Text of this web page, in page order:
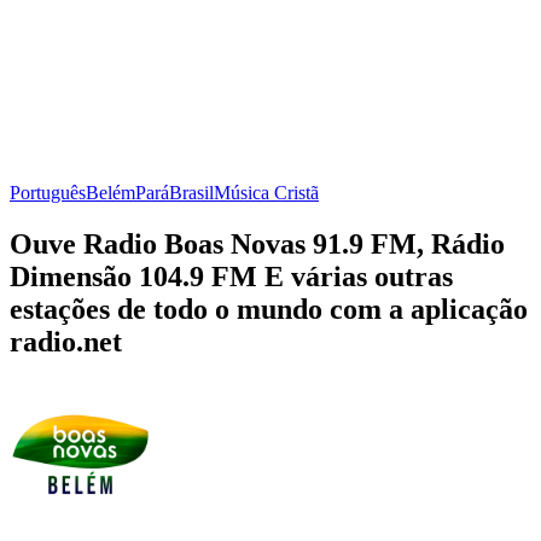
PortuguêsBelémParáBrasilMúsica Cristã
Ouve Radio Boas Novas 91.9 FM, Rádio
Dimensão 104.9 FM E várias outras
estações de todo o mundo com a aplicação
radio.net